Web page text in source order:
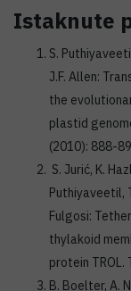
Istaknute
S.
J.F. Allen:
the
plastid
(2010): 888-
S. Jurić, K.
Puthiyaveetil,
Fulgosi:
thylakoid
protein TROL.
B. Boelter, A.